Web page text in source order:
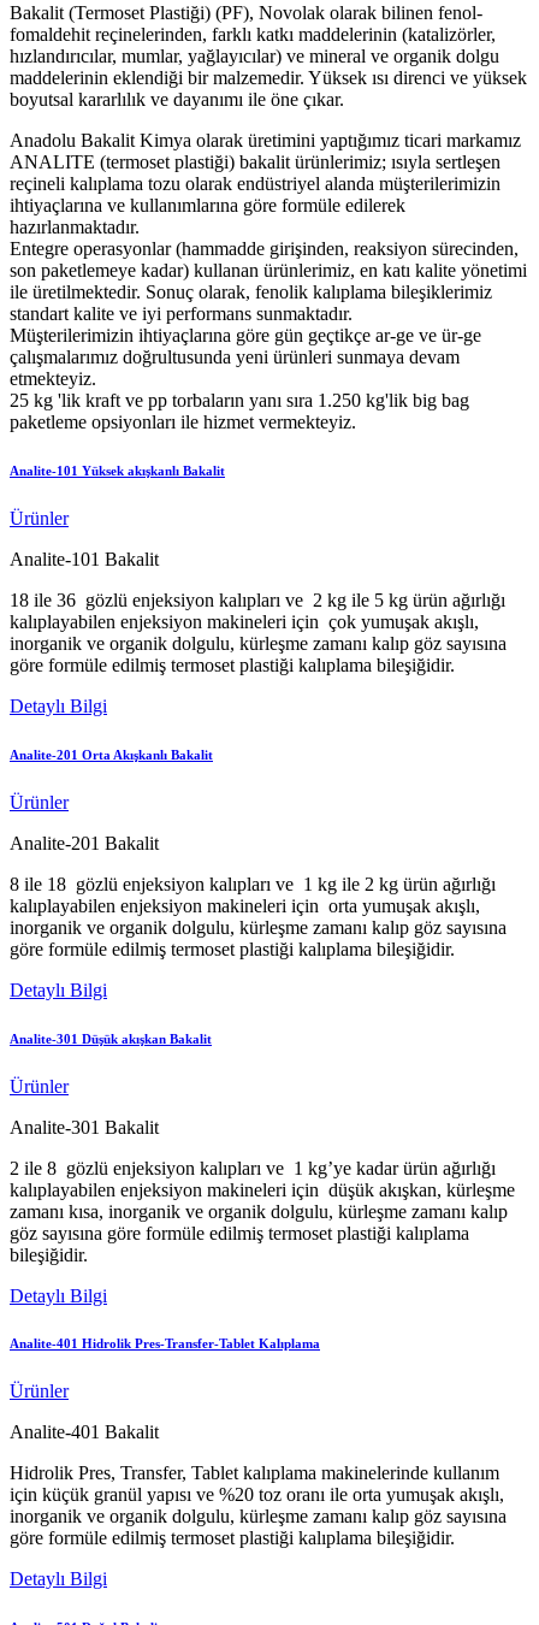
Bakalit (Termoset Plastiği) (PF), Novolak olarak bilinen fenol-
fomaldehit reçinelerinden, farklı katkı maddelerinin (katalizörler,
hızlandırıcılar, mumlar, yağlayıcılar) ve mineral ve organik dolgu
maddelerinin eklendiği bir malzemedir. Yüksek ısı direnci ve yüksek
boyutsal kararlılık ve dayanımı ile öne çıkar.
Anadolu Bakalit Kimya olarak üretimini yaptığımız ticari markamız
ANALITE (termoset plastiği) bakalit ürünlerimiz; ısıyla sertleşen
reçineli kalıplama tozu olarak endüstriyel alanda müşterilerimizin
ihtiyaçlarına ve kullanımlarına göre formüle edilerek
hazırlanmaktadır.
Entegre operasyonlar (hammadde girişinden, reaksiyon sürecinden,
son paketlemeye kadar) kullanan ürünlerimiz, en katı kalite yönetimi
ile üretilmektedir. Sonuç olarak, fenolik kalıplama bileşiklerimiz
standart kalite ve iyi performans sunmaktadır.
Müşterilerimizin ihtiyaçlarına göre gün geçtikçe ar-ge ve ür-ge
çalışmalarımız doğrultusunda yeni ürünleri sunmaya devam
etmekteyiz.
25 kg 'lik kraft ve pp torbaların yanı sıra 1.250 kg'lik big bag
paketleme opsiyonları ile hizmet vermekteyiz.
Analite-101 Yüksek akışkanlı Bakalit
Ürünler
Analite-101 Bakalit
18 ile 36 gözlü enjeksiyon kalıpları ve 2 kg ile 5 kg ürün ağırlığı
kalıplayabilen enjeksiyon makineleri için çok yumuşak akışlı,
inorganik ve organik dolgulu, kürleşme zamanı kalıp göz sayısına
göre formüle edilmiş termoset plastiği kalıplama bileşiğidir.
Detaylı Bilgi
Analite-201 Orta Akışkanlı Bakalit
Ürünler
Analite-201 Bakalit
8 ile 18 gözlü enjeksiyon kalıpları ve 1 kg ile 2 kg ürün ağırlığı
kalıplayabilen enjeksiyon makineleri için orta yumuşak akışlı,
inorganik ve organik dolgulu, kürleşme zamanı kalıp göz sayısına
göre formüle edilmiş termoset plastiği kalıplama bileşiğidir.
Detaylı Bilgi
Analite-301 Düşük akışkan Bakalit
Ürünler
Analite-301 Bakalit
2 ile 8 gözlü enjeksiyon kalıpları ve 1 kg’ye kadar ürün ağırlığı
kalıplayabilen enjeksiyon makineleri için düşük akışkan, kürleşme
zamanı kısa, inorganik ve organik dolgulu, kürleşme zamanı kalıp
göz sayısına göre formüle edilmiş termoset plastiği kalıplama
bileşiğidir.
Detaylı Bilgi
Analite-401 Hidrolik Pres-Transfer-Tablet Kalıplama
Ürünler
Analite-401 Bakalit
Hidrolik Pres, Transfer, Tablet kalıplama makinelerinde kullanım
için küçük granül yapısı ve %20 toz oranı ile orta yumuşak akışlı,
inorganik ve organik dolgulu, kürleşme zamanı kalıp göz sayısına
göre formüle edilmiş termoset plastiği kalıplama bileşiğidir.
Detaylı Bilgi